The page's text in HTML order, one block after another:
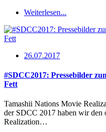
Weiterlesen...
26.07.2017
#SDCC2017: Pressebilder
Fett
Tamashii Nations Movie
der SDCC 2017 haben wir
Realization…